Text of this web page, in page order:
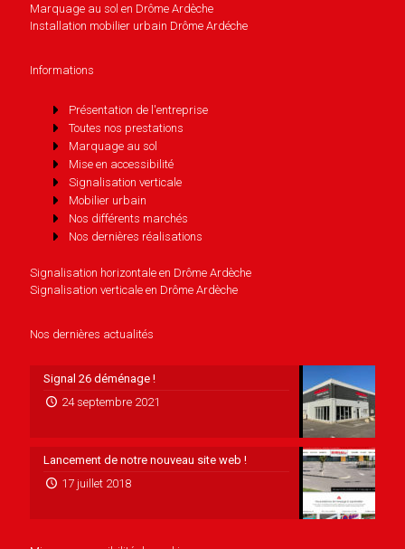
Marquage au sol en Drôme Ardèche
Installation mobilier urbain Drôme Ardéche
Informations
Présentation de l'entreprise
Toutes nos prestations
Marquage au sol
Mise en accessibilité
Signalisation verticale
Mobilier urbain
Nos différents marchés
Nos dernières réalisations
Signalisation horizontale en Drôme Ardèche
Signalisation verticale en Drôme Ardèche
Nos dernières actualités
Signal 26 déménage !
24 septembre 2021
Lancement de notre nouveau site web !
17 juillet 2018